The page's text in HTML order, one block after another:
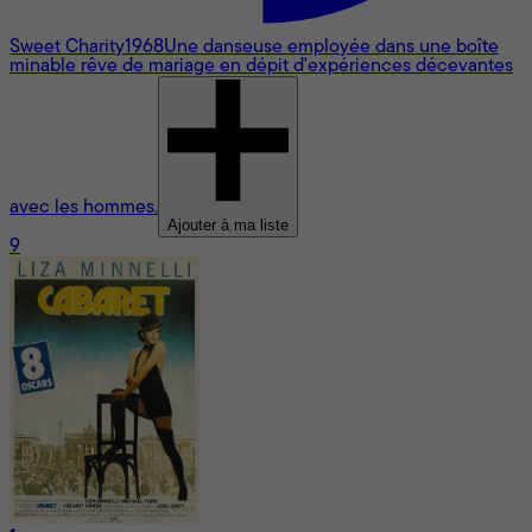
Sweet Charity1968Une danseuse employée dans une boîte
minable rêve de mariage en dépit d'expériences décevantes
avec les hommes.
Ajouter à ma liste
9